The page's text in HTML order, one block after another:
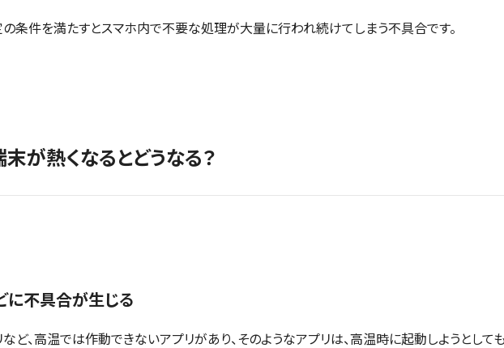
の条件を満たすとスマホ内で不要な処理が大量に行われ続けてしまう不具合です。
が熱くなるとどうなる？
に不具合が生じる
など、高温では作動できないアプリがあり、そのようなアプリは、高温時に起動しようとし